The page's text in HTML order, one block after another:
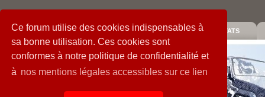
Ce forum utilise des cookies indispensables à
sa bonne utilisation. Ces cookies sont
conformes à notre politique de confidentialité et
à nos mentions légales accessibles sur ce lien
PIECES GALERIE GUIDE STATS